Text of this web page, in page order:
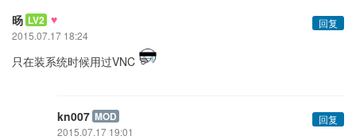
旸 LV2 ♥
回复
2015.07.17 18:24
只在装系统时候用过VNC
kn007 MOD
回复
2015.07.17 19:01